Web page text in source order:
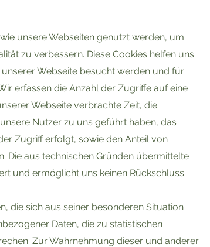
unsere Webseiten genutzt werden, um
zu verbessern. Diese Cookies helfen uns
Webseite besucht werden und für
erfassen die Anzahl der Zugriffe auf eine
Webseite verbrachte Zeit, die
Nutzer zu uns geführt haben, das
Zugriff erfolgt, sowie den Anteil von
Die aus technischen Gründen übermittelte
und ermöglicht uns keinen Rückschluss
die sich aus seiner besonderen Situation
Daten, die zu statistischen
Zur Wahrnehmung dieser und anderer